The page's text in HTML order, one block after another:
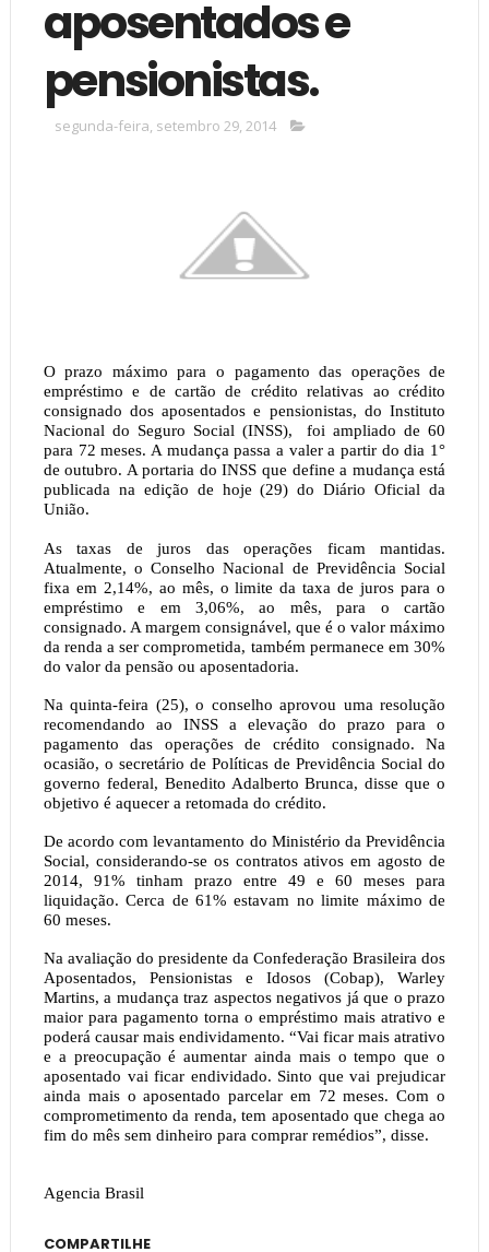
aposentados e
pensionistas.
segunda-feira, setembro 29, 2014
O prazo máximo para o pagamento das operações de
empréstimo e de cartão de crédito relativas ao crédito
consignado dos aposentados e pensionistas, do Instituto
Nacional do Seguro Social (INSS), foi ampliado de 60
para 72 meses. A mudança passa a valer a partir do dia 1°
de outubro. A portaria do INSS que define a mudança está
publicada na edição de hoje (29) do Diário Oficial da
União.
As taxas de juros das operações ficam mantidas.
Atualmente, o Conselho Nacional de Previdência Social
fixa em 2,14%, ao mês, o limite da taxa de juros para o
empréstimo e em 3,06%, ao mês, para o cartão
consignado. A margem consignável, que é o valor máximo
da renda a ser comprometida, também permanece em 30%
do valor da pensão ou aposentadoria.
Na quinta-feira (25), o conselho aprovou uma resolução
recomendando ao INSS a elevação do prazo para o
pagamento das operações de crédito consignado. Na
ocasião, o secretário de Políticas de Previdência Social do
governo federal, Benedito Adalberto Brunca, disse que o
objetivo é aquecer a retomada do crédito.
De acordo com levantamento do Ministério da Previdência
Social, considerando-se os contratos ativos em agosto de
2014, 91% tinham prazo entre 49 e 60 meses para
liquidação. Cerca de 61% estavam no limite máximo de
60 meses.
Na avaliação do presidente da Confederação Brasileira dos
Aposentados, Pensionistas e Idosos (Cobap), Warley
Martins, a mudança traz aspectos negativos já que o prazo
maior para pagamento torna o empréstimo mais atrativo e
poderá causar mais endividamento. “Vai ficar mais atrativo
e a preocupação é aumentar ainda mais o tempo que o
aposentado vai ficar endividado. Sinto que vai prejudicar
ainda mais o aposentado parcelar em 72 meses. Com o
comprometimento da renda, tem aposentado que chega ao
fim do mês sem dinheiro para comprar remédios”, disse.
Agencia Brasil
COMPARTILHE